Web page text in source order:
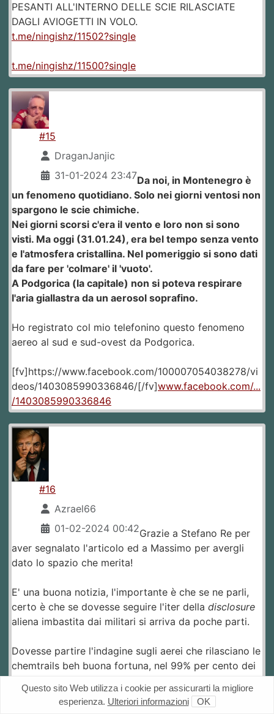
PESANTI ALL'INTERNO DELLE SCIE RILASCIATE
DAGLI AVIOGETTI IN VOLO.
t.me/ningishz/11502?single
t.me/ningishz/11500?single
#15
DraganJanjic
31-01-2024 23:47Da noi, in Montenegro è
un fenomeno quotidiano. Solo nei giorni ventosi non
spargono le scie chimiche.
Nei giorni scorsi c'era il vento e loro non si sono
visti. Ma oggi (31.01.24), era bel tempo senza vento
e l'atmosfera cristallina. Nel pomeriggio si sono dati
da fare per 'colmare' il 'vuoto'.
A Podgorica (la capitale) non si poteva respirare
l'aria giallastra da un aerosol soprafino.
Ho registrato col mio telefonino questo fenomeno
aereo al sud e sud-ovest da Podgorica.
[fv]https://www.facebook.com/100007054038278/vi
deos/1403085990336846/[/fv]www.facebook.com/...
/1403085990336846
#16
Azrael66
01-02-2024 00:42Grazie a Stefano Re per
aver segnalato l'articolo ed a Massimo per avergli
dato lo spazio che merita!
E' una buona notizia, l'importante è che se ne parli,
certo è che se dovesse seguire l'iter della disclosure
aliena imbastita dai militari si arriva da poche parti.
Dovesse partire l'indagine sugli aerei che rilasciano le
chemtrails beh buona fortuna, nel 99% per cento dei
affatto.
___________________________________________________
Questo sito Web utilizza i cookie per assicurarti la migliore
esperienza. Ulteriori informazioni OK